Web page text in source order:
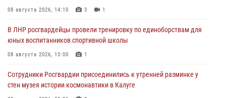
08 августа 2026, 14:10 3 1
В ЛНР росгвардейцы провели тренировку по единоборствам для
юных воспитанников спортивной школы
08 августа 2026, 13:00 1
Сотрудники Росгвардии присоединились к утренней разминке у
стен музея истории космонавтики в Калуге